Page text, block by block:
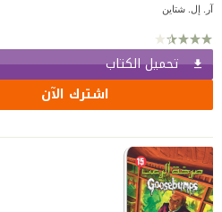
آر. إل. شتاين
تحميل الكتاب
اشترك الآن